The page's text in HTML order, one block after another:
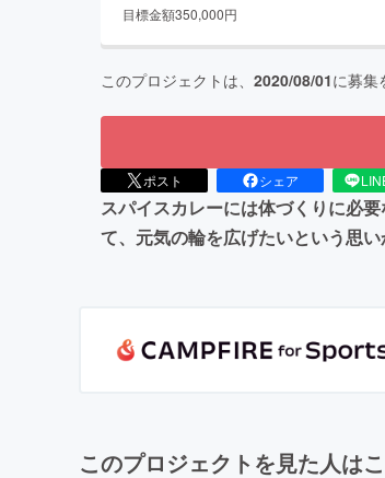
目標金額350,000円
このプロジェクトは、 2020/08/01に募集
ポスト シェア
スパイスカレーには体づくりに必
て、元気の輪を広げたいという思
このプロジェクトを見た人は